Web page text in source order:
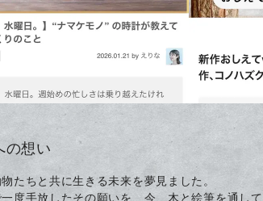
の想い
たちと共に生きる未来を夢見ました。